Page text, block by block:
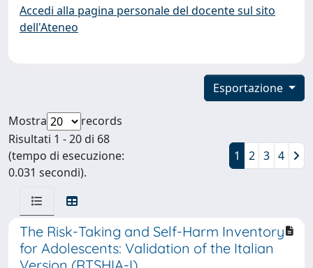
Accedi alla pagina personale del docente sul sito
dell'Ateneo
Esportazione
Mostra
records
Risultati 1 - 20 di 68
(tempo di esecuzione:
0.031 secondi).
1 2 3 4
The Risk-Taking and Self-Harm Inventory
for Adolescents: Validation of the Italian